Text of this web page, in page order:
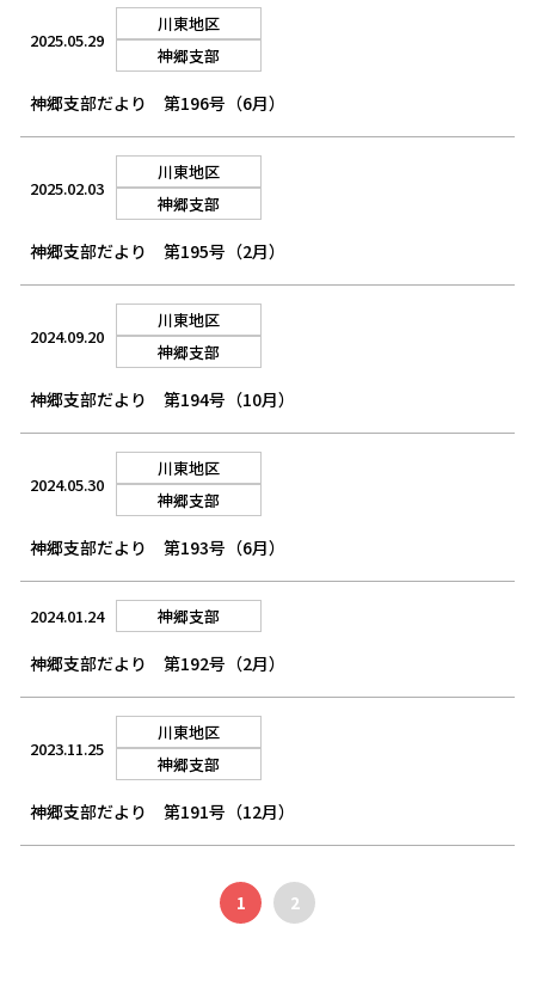
2025.05.29
川東地区
神郷支部
神郷支部だより 第196号（6月）
2025.02.03
川東地区
神郷支部
神郷支部だより 第195号（2月）
2024.09.20
川東地区
神郷支部
神郷支部だより 第194号（10月）
2024.05.30
川東地区
神郷支部
神郷支部だより 第193号（6月）
2024.01.24 神郷支部
神郷支部だより 第192号（2月）
2023.11.25
川東地区
神郷支部
神郷支部だより 第191号（12月）
1 2